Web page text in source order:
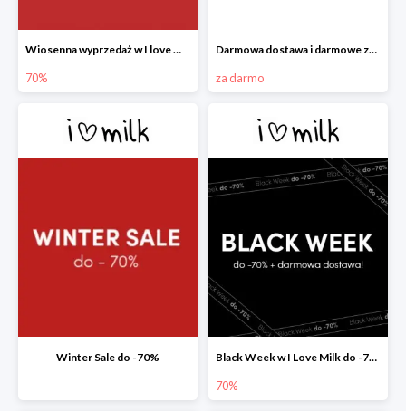
Wiosenna wyprzedaż w I love Milk do -70%
70%
Darmowa dostawa i darmowe zwroty w I love Milk
za darmo
Winter Sale do -70% Black Week w I Love Milk do -70%
70%